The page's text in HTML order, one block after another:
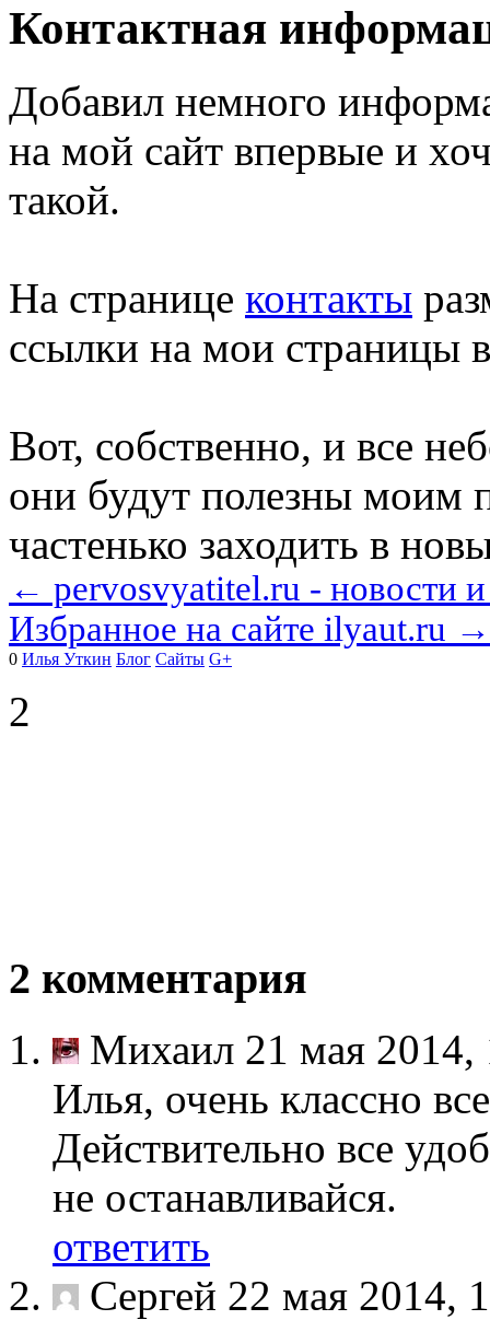
Контактная
Добавил немного
на мой сайт впервые и
такой.
На странице контакты
ссылки на мои страницы
Вот, собственно, и все
они будут полезны моим
частенько заходить в
← pervosvyatitel.ru - новости
Избранное на сайте ilyaut.ru →
0 Илья Уткин Блог Сайты G+
2
2 комментария
Михаил 21 мая 2014,
Илья, очень классно
Действительно все
не останавливайся.
ответить
Сергей 22 мая 2014,